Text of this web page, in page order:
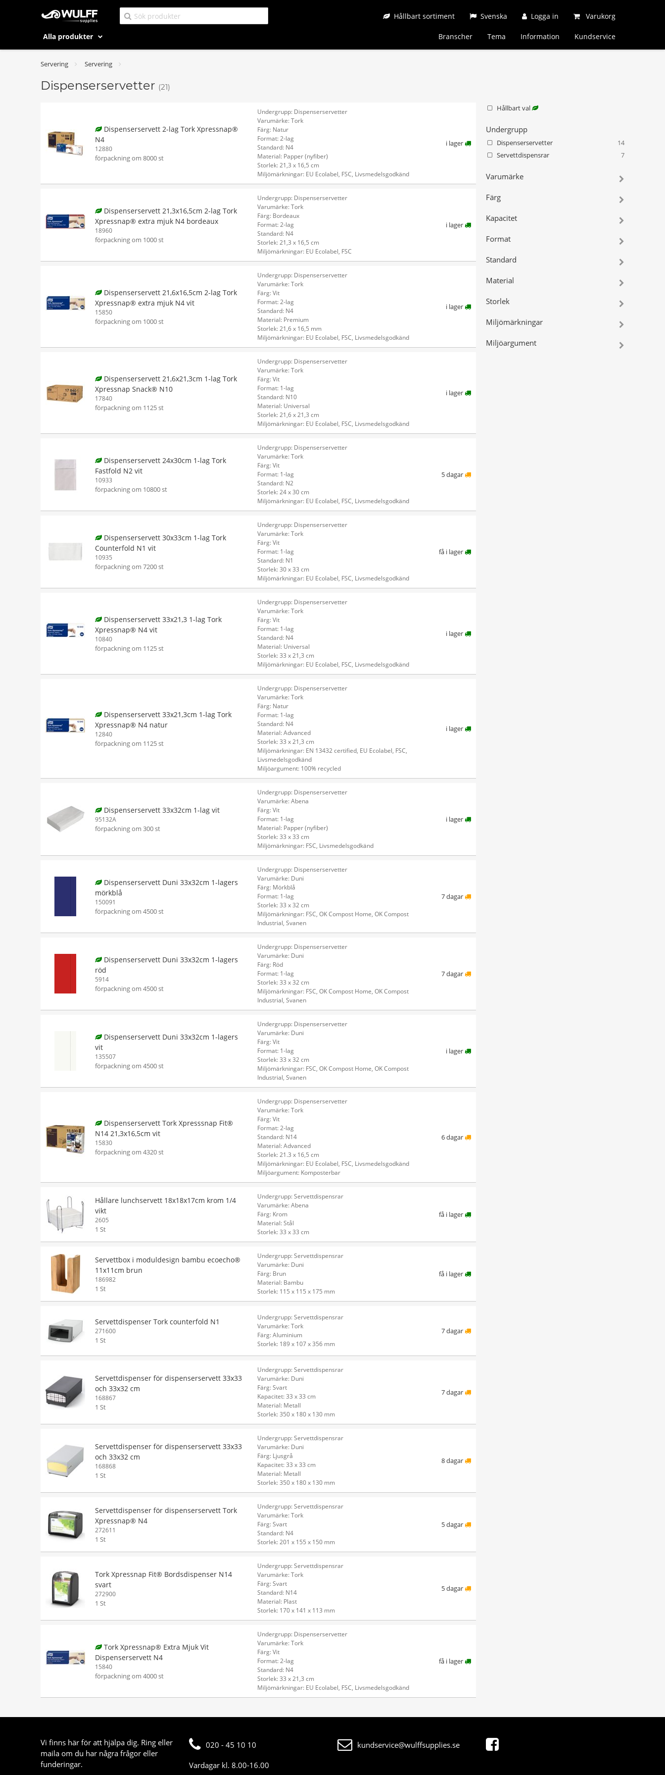
Hållbart sortiment Svenska Logga in Varukorg
Alla produkter Branscher Tema Information Kundservice
Servering Servering
Dispenserservetter (21)
Dispenserservett 2-lag Tork Xpressnap®
N4
12880
förpackning om 8000 st
Undergrupp: Dispenserservetter
Varumärke: Tork
Färg: Natur
Format: 2-lag
Standard: N4
Material: Papper (nyfiber)
Storlek: 21,3 x 16,5 cm
Miljömärkningar: EU Ecolabel, FSC, Livsmedelsgodkänd
i lager
Dispenserservett 21,3x16,5cm 2-lag Tork
Xpressnap® extra mjuk N4 bordeaux
18960
förpackning om 1000 st
Undergrupp: Dispenserservetter
Varumärke: Tork
Färg: Bordeaux
Format: 2-lag
Standard: N4
Storlek: 21,3 x 16,5 cm
Miljömärkningar: EU Ecolabel, FSC
i lager
Dispenserservett 21,6x16,5cm 2-lag Tork
Xpressnap® extra mjuk N4 vit
15850
förpackning om 1000 st
Undergrupp: Dispenserservetter
Varumärke: Tork
Färg: Vit
Format: 2-lag
Standard: N4
Material: Premium
Storlek: 21,6 x 16,5 mm
Miljömärkningar: EU Ecolabel, FSC, Livsmedelsgodkänd
i lager
Dispenserservett 21,6x21,3cm 1-lag Tork
Xpressnap Snack® N10
17840
förpackning om 1125 st
Undergrupp: Dispenserservetter
Varumärke: Tork
Färg: Vit
Format: 1-lag
Standard: N10
Material: Universal
Storlek: 21,6 x 21,3 cm
Miljömärkningar: EU Ecolabel, FSC, Livsmedelsgodkänd
i lager
Dispenserservett 24x30cm 1-lag Tork
Fastfold N2 vit
10933
förpackning om 10800 st
Undergrupp: Dispenserservetter
Varumärke: Tork
Färg: Vit
Format: 1-lag
Standard: N2
Storlek: 24 x 30 cm
Miljömärkningar: EU Ecolabel, FSC, Livsmedelsgodkänd
5 dagar
Dispenserservett 30x33cm 1-lag Tork
Counterfold N1 vit
10935
förpackning om 7200 st
Undergrupp: Dispenserservetter
Varumärke: Tork
Färg: Vit
Format: 1-lag
Standard: N1
Storlek: 30 x 33 cm
Miljömärkningar: EU Ecolabel, FSC, Livsmedelsgodkänd
få i lager
Dispenserservett 33x21,3 1-lag Tork
Xpressnap® N4 vit
10840
förpackning om 1125 st
Undergrupp: Dispenserservetter
Varumärke: Tork
Färg: Vit
Format: 1-lag
Standard: N4
Material: Universal
Storlek: 33 x 21,3 cm
Miljömärkningar: EU Ecolabel, FSC, Livsmedelsgodkänd
i lager
Dispenserservett 33x21,3cm 1-lag Tork
Xpressnap® N4 natur
12840
förpackning om 1125 st
Undergrupp: Dispenserservetter
Varumärke: Tork
Färg: Natur
Format: 1-lag
Standard: N4
Material: Advanced
Storlek: 33 x 21,3 cm
Miljömärkningar: EN 13432 certified, EU Ecolabel, FSC,
Livsmedelsgodkänd
Miljöargument: 100% recycled
i lager
Dispenserservett 33x32cm 1-lag vit
95132A
förpackning om 300 st
Undergrupp: Dispenserservetter
Varumärke: Abena
Färg: Vit
Format: 1-lag
Material: Papper (nyfiber)
Storlek: 33 x 33 cm
Miljömärkningar: FSC, Livsmedelsgodkänd
i lager
Dispenserservett Duni 33x32cm 1-lagers
mörkblå
150091
förpackning om 4500 st
Undergrupp: Dispenserservetter
Varumärke: Duni
Färg: Mörkblå
Format: 1-lag
Storlek: 33 x 32 cm
Miljömärkningar: FSC, OK Compost Home, OK Compost
Industrial, Svanen
7 dagar
Dispenserservett Duni 33x32cm 1-lagers
röd
5914
förpackning om 4500 st
Undergrupp: Dispenserservetter
Varumärke: Duni
Färg: Röd
Format: 1-lag
Storlek: 33 x 32 cm
Miljömärkningar: FSC, OK Compost Home, OK Compost
Industrial, Svanen
7 dagar
Dispenserservett Duni 33x32cm 1-lagers
vit
135507
förpackning om 4500 st
Undergrupp: Dispenserservetter
Varumärke: Duni
Färg: Vit
Format: 1-lag
Storlek: 33 x 32 cm
Miljömärkningar: FSC, OK Compost Home, OK Compost
Industrial, Svanen
i lager
Dispenserservett Tork Xpresssnap Fit®
N14 21,3x16,5cm vit
15830
förpackning om 4320 st
Undergrupp: Dispenserservetter
Varumärke: Tork
Färg: Vit
Format: 2-lag
Standard: N14
Material: Advanced
Storlek: 21.3 x 16,5 cm
Miljömärkningar: EU Ecolabel, FSC, Livsmedelsgodkänd
Miljöargument: Komposterbar
6 dagar
Hållare lunchservett 18x18x17cm krom 1/4
vikt
2605
1 St
Undergrupp: Servettdispensrar
Varumärke: Abena
Färg: Krom
Material: Stål
Storlek: 33 x 33 cm
få i lager
Servettbox i moduldesign bambu ecoecho®
11x11cm brun
186982
1 St
Undergrupp: Servettdispensrar
Varumärke: Duni
Färg: Brun
Material: Bambu
Storlek: 115 x 115 x 175 mm
få i lager
Servettdispenser Tork counterfold N1
271600
1 St
Undergrupp: Servettdispensrar
Varumärke: Tork
Färg: Aluminium
Storlek: 189 x 107 x 356 mm
7 dagar
Servettdispenser för dispenserservett 33x33
och 33x32 cm
168867
1 St
Undergrupp: Servettdispensrar
Varumärke: Duni
Färg: Svart
Kapacitet: 33 x 33 cm
Material: Metall
Storlek: 350 x 180 x 130 mm
7 dagar
Servettdispenser för dispenserservett 33x33
och 33x32 cm
168868
1 St
Undergrupp: Servettdispensrar
Varumärke: Duni
Färg: Ljusgrå
Kapacitet: 33 x 33 cm
Material: Metall
Storlek: 350 x 180 x 130 mm
8 dagar
Servettdispenser för dispenserservett Tork
Xpressnap® N4
272611
1 St
Undergrupp: Servettdispensrar
Varumärke: Tork
Färg: Svart
Standard: N4
Storlek: 201 x 155 x 150 mm
5 dagar
Tork Xpressnap Fit® Bordsdispenser N14
svart
272900
1 St
Undergrupp: Servettdispensrar
Varumärke: Tork
Färg: Svart
Standard: N14
Material: Plast
Storlek: 170 x 141 x 113 mm
5 dagar
Tork Xpressnap® Extra Mjuk Vit
Dispenserservett N4
15840
förpackning om 4000 st
Undergrupp: Dispenserservetter
Varumärke: Tork
Färg: Vit
Format: 2-lag
Standard: N4
Storlek: 33 x 21,3 cm
Miljömärkningar: EU Ecolabel, FSC, Livsmedelsgodkänd
få i lager
Hållbart val
Undergrupp
Dispenserservetter
14
Servettdispensrar
7
Varumärke
Färg
Kapacitet
Format
Standard
Material
Storlek
Miljömärkningar
Miljöargument
Vi finns här för att hjälpa dig. Ring eller
maila om du har några frågor eller
funderingar.
020 - 45 10 10
Vardagar kl. 8.00-16.00
kundservice@wulffsupplies.se